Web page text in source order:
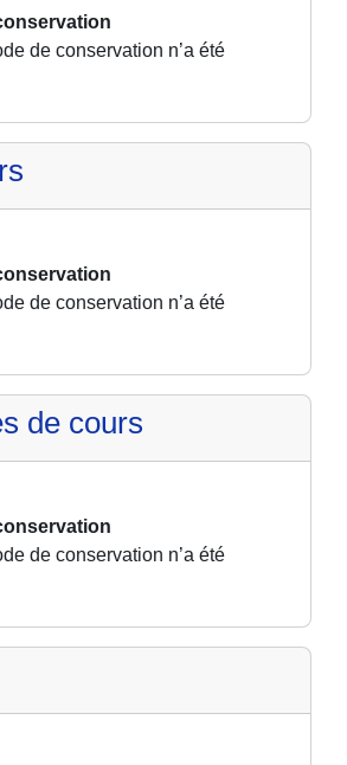
de conservation n’a été
de conservation n’a été
de cours
de conservation n’a été